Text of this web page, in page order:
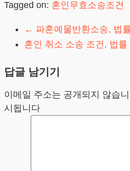
Tagged on: 혼인무효소송조건
← 파혼예물반환소송, 법
혼인 취소 소송 조건, 법
답글 남기기
이메일 주소는 공개되지 않습
시됩니다